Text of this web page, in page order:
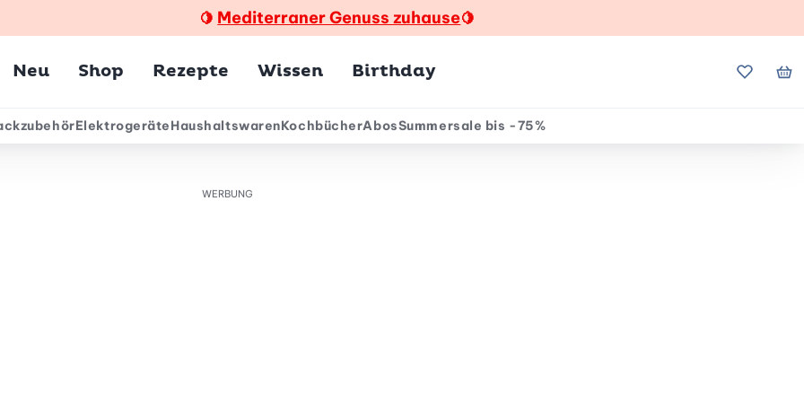
🍋 Mediterraner Genuss zuhause🍋
Neu Shop Rezepte Wissen Birthday Meine
ElektrogeräteHaushaltswarenKochbücherAbosSummersale bis -75%
WERBUNG